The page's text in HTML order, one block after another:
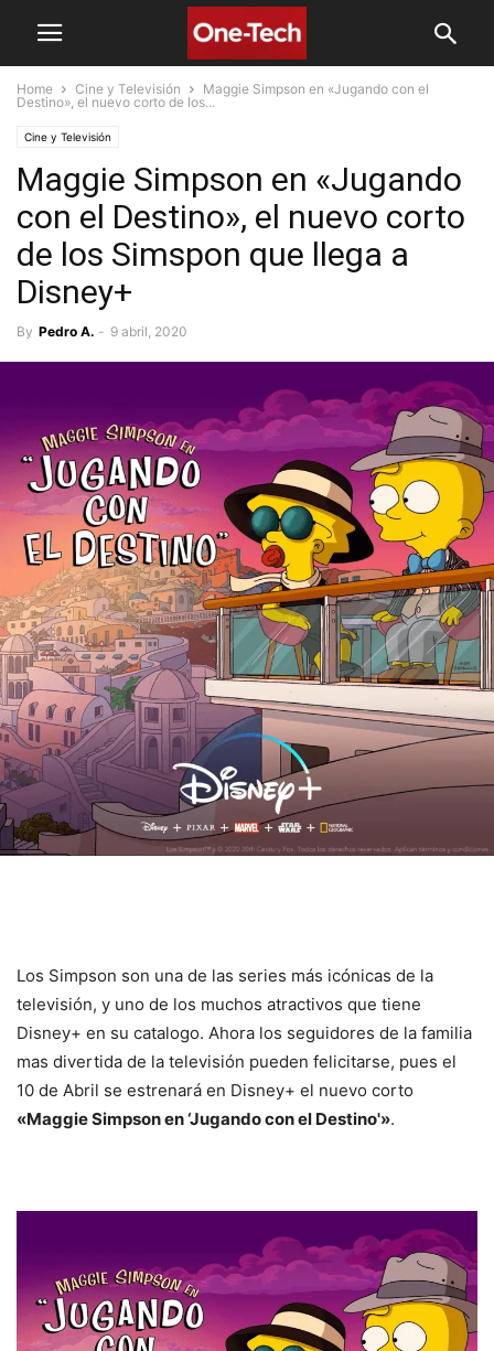
Home Cine y Televisión
Maggie Simpson en «Jugando con el
Destino», el nuevo corto de los...
Cine y Televisión
Maggie Simpson en «Jugando
con el Destino», el nuevo corto
de los Simspon que llega a
Disney+
By Pedro A. - 9 abril, 2020
Los Simpson son una de las series más icónicas de la
televisión, y uno de los muchos atractivos que tiene
Disney+ en su catalogo. Ahora los seguidores de la familia
mas divertida de la televisión pueden felicitarse, pues el
10 de Abril se estrenará en Disney+ el nuevo corto
«Maggie Simpson en ‘Jugando con el Destino'».